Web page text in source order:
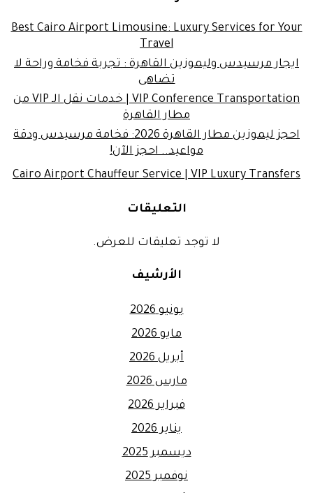
Best Cairo Airport Limousine: Luxury Services for Your
Travel
ايجار مرسيدس وليموزين القاهرة : تجربة فخامة وراحة لا
تضاهى
VIP Conference Transportation | خدمات نقل الـ VIP من
مطار القاهرة
احجز ليموزين مطار القاهرة 2026: فخامة مرسيدس ودقة
مواعيد.. احجز الآن!
Cairo Airport Chauffeur Service | VIP Luxury Transfers
التعليقات
لا توجد تعليقات للعرض.
الأرشيف
يونيو 2026
مايو 2026
أبريل 2026
مارس 2026
فبراير 2026
يناير 2026
ديسمبر 2025
نوفمبر 2025